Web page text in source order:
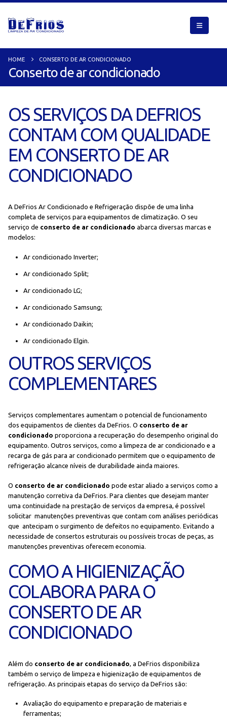
HOME CONSERTO DE AR CONDICIONADO
Conserto de ar condicionado
OS SERVIÇOS DA DEFRIOS
CONTAM COM QUALIDADE
EM CONSERTO DE AR
CONDICIONADO
A DeFrios Ar Condicionado e Refrigeração dispõe de uma linha
completa de serviços para equipamentos de climatização. O seu
serviço de conserto de ar condicionado abarca diversas marcas e
modelos:
Ar condicionado Inverter;
Ar condicionado Split;
Ar condicionado LG;
Ar condicionado Samsung;
Ar condicionado Daikin;
Ar condicionado Elgin.
OUTROS SERVIÇOS
COMPLEMENTARES
Serviços complementares aumentam o potencial de funcionamento
dos equipamentos de clientes da DeFrios. O conserto de ar
condicionado proporciona a recuperação do desempenho original do
equipamento. Outros serviços, como a limpeza de ar condicionado e a
recarga de gás para ar condicionado permitem que o equipamento de
refrigeração alcance níveis de durabilidade ainda maiores.
O conserto de ar condicionado pode estar aliado a serviços como a
manutenção corretiva da DeFrios. Para clientes que desejam manter
uma continuidade na prestação de serviços da empresa, é possível
solicitar manutenções preventivas que contam com análises periódicas
que antecipam o surgimento de defeitos no equipamento. Evitando a
necessidade de consertos estruturais ou possíveis trocas de peças, as
manutenções preventivas oferecem economia.
COMO A HIGIENIZAÇÃO
COLABORA PARA O
CONSERTO DE AR
CONDICIONADO
Além do conserto de ar condicionado , a DeFrios disponibiliza
também o serviço de limpeza e higienização de equipamentos de
refrigeração. As principais etapas do serviço da DeFrios são:
Avaliação do equipamento e preparação de materiais e
ferramentas;